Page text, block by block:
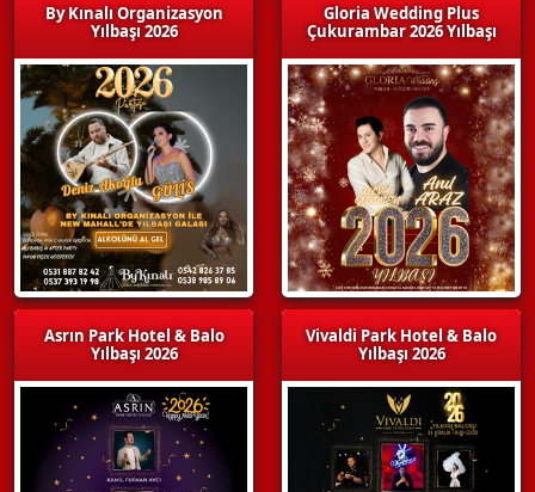
By Kınalı Organizasyon
Yılbaşı 2026
Asrın Park Hotel & Balo
Yılbaşı 2026
Gloria Wedding Plus
Çukurambar 2026 Yılbaşı
Vivaldi Park Hotel & Balo
Yılbaşı 2026